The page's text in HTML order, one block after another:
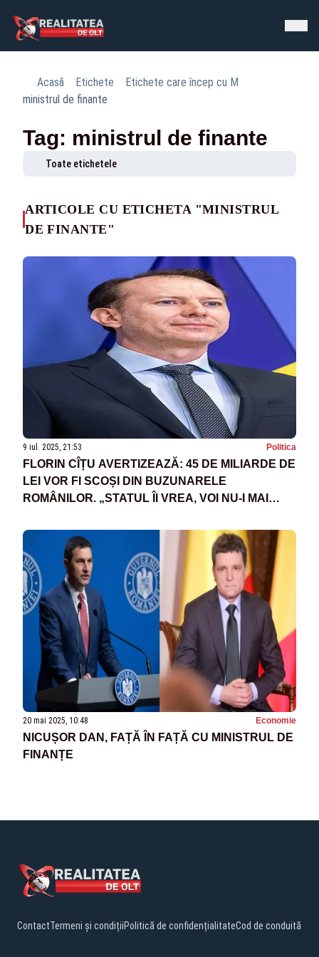
Acasă Etichete
Etichete care încep cu M
ministrul de finante
Tag: ministrul de finante
Toate etichetele
ARTICOLE CU ETICHETA "MINISTRUL
DE FINANTE"
9 iul. 2025, 21:53 Politica
FLORIN CÎȚU AVERTIZEAZĂ: 45 DE MILIARDE DE
LEI VOR FI SCOȘI DIN BUZUNARELE
ROMÂNILOR. „STATUL ÎI VREA, VOI NU-I MAI
20 mai 2025, 10:48 Economie
NICUȘOR DAN, FAȚĂ ÎN FAȚĂ CU MINISTRUL DE
FINANȚE
ContactTermeni și condițiiPolitică de confidențialitateCod de conduită